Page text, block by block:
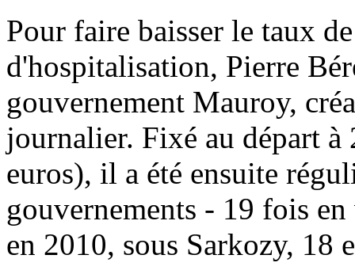
Pour faire baisser le taux
d'hospitalisation, Pierre
gouvernement Mauroy,
journalier. Fixé au départ
euros), il a été ensuite
gouvernements - 19 fois
en 2010, sous Sarkozy, 18